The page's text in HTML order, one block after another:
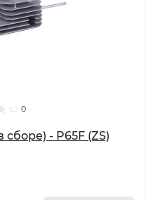
0
сборе) - P65F (ZS)